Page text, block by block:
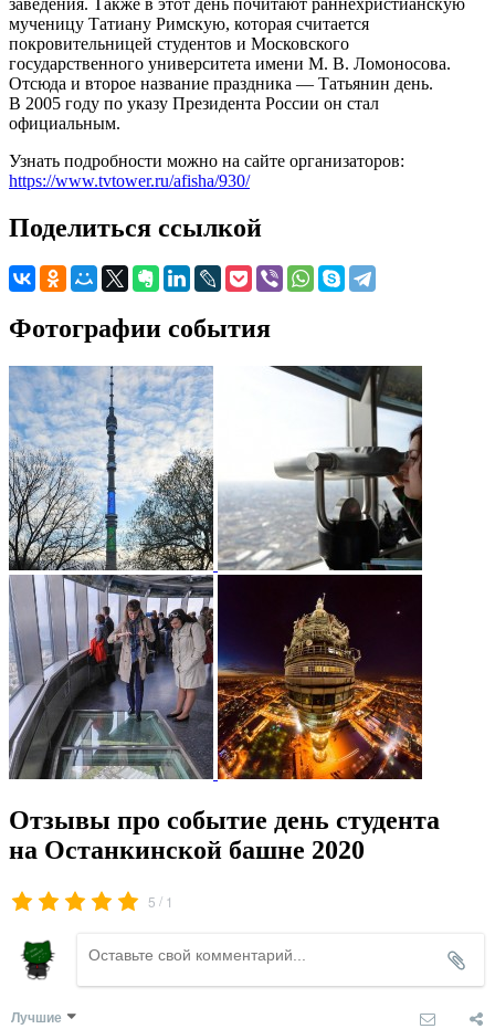
заведения. Также в этот день почитают раннехристианскую
мученицу Татиану Римскую, которая считается
покровительницей студентов и Московского
государственного университета имени М. В. Ломоносова.
Отсюда и второе название праздника — Татьянин день.
В 2005 году по указу Президента России он стал
официальным.
Узнать подробности можно на сайте организаторов:
https://www.tvtower.ru/afisha/930/
Поделиться ссылкой
Фотографии события
Отзывы про событие день студента
на Останкинской башне 2020
5 / 1
Лучшие